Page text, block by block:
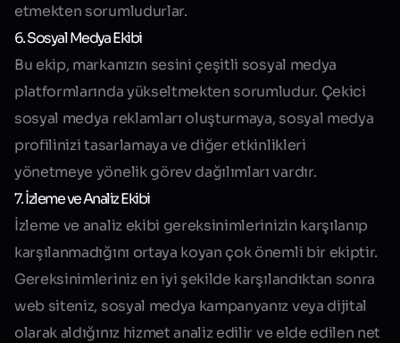
etmekten sorumludurlar.
6. Sosyal Medya Ekibi
Bu ekip, markanızın sesini çeşitli sosyal medya
platformlarında yükseltmekten sorumludur. Çekici
sosyal medya reklamları oluşturmaya, sosyal medya
profilinizi tasarlamaya ve diğer etkinlikleri
yönetmeye yönelik görev dağılımları vardır.
7. İzleme ve Analiz Ekibi
İzleme ve analiz ekibi gereksinimlerinizin karşılanıp
karşılanmadığını ortaya koyan çok önemli bir ekiptir.
Gereksinimleriniz en iyi şekilde karşılandıktan sonra
web siteniz, sosyal medya kampanyanız veya dijital
olarak aldığınız hizmet analiz edilir ve elde edilen net